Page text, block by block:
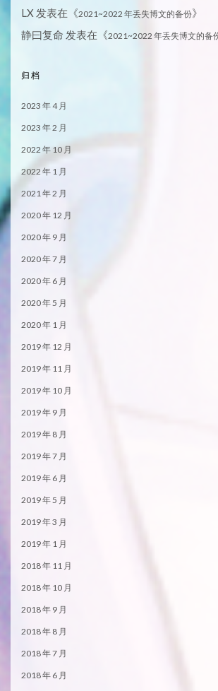
LX 发表在《2021~2022 年丢失博文的备份》
静曰复命 发表在《2021~2022 年丢失博文的备
归档
2023 年 4 月
2023 年 2 月
2022 年 10 月
2022 年 1 月
2021 年 2 月
2020 年 12 月
2020 年 9 月
2020 年 7 月
2020 年 6 月
2020 年 5 月
2020 年 1 月
2019 年 12 月
2019 年 11 月
2019 年 10 月
2019 年 9 月
2019 年 8 月
2019 年 7 月
2019 年 6 月
2019 年 5 月
2019 年 3 月
2019 年 1 月
2018 年 11 月
2018 年 10 月
2018 年 9 月
2018 年 8 月
2018 年 7 月
2018 年 6 月